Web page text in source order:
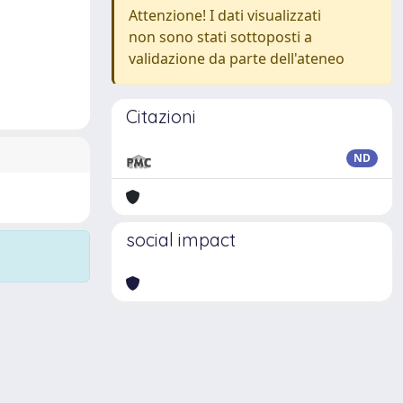
Attenzione! I dati visualizzati
non sono stati sottoposti a
validazione da parte dell'ateneo
Citazioni
ND
social impact